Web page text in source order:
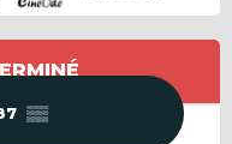
▒▒